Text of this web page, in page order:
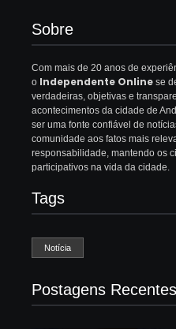
Sobre
Com mais de 20 anos de
o Independente Online se
verdadeiras, objetivas e
acontecimentos da cidade de
ser uma fonte confiável de
comunidade aos fatos mais
responsabilidade, mantendo os
participativos na vida da cidade.
Tags
Notícia
Postagens Recentes